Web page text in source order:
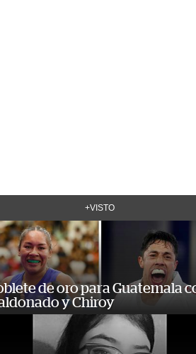
+VISTO
de oro para Guatemala
y Chiroy